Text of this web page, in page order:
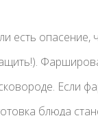
есть опасение,
Если
блюда